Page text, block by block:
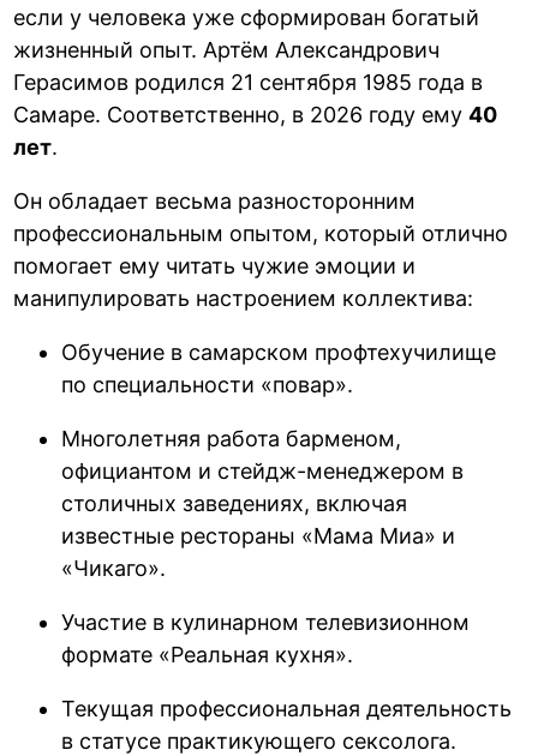
если у человека уже сформирован богатый
жизненный опыт. Артём Александрович
Герасимов родился 21 сентября 1985 года в
Самаре. Соответственно, в 2026 году ему40
лет.
Он обладает весьма разносторонним
профессиональным опытом, который отлично
помогает ему читать чужие эмоции и
манипулировать настроением коллектива:
Обучение в самарском профтехучилище
по специальности «повар».
Многолетняя работа барменом,
официантом и стейдж-менеджером в
столичных заведениях, включая
известные рестораны «Мама Миа» и
«Чикаго».
Участие в кулинарном телевизионном
формате «Реальная кухня».
Текущая профессиональная деятельность
в статусе практикующего сексолога.